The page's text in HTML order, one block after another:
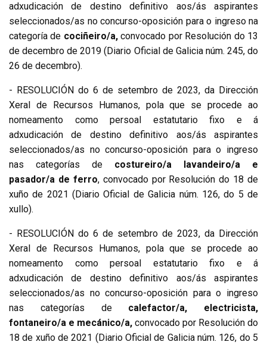
adxudicación de destino definitivo aos/ás aspirantes
seleccionados/as no concurso-oposición para o ingreso na
categoría de cociñeiro/a,convocado por Resolución do 13
de decembro de 2019 (Diario Oficial de Galicia núm. 245, do
26 de decembro).
- RESOLUCIÓN do 6 de setembro de 2023, da Dirección
Xeral de Recursos Humanos, pola que se procede ao
nomeamento como persoal estatutario fixo e á
adxudicación de destino definitivo aos/ás aspirantes
seleccionados/as no concurso-oposición para o ingreso
nas categorías de costureiro/a lavandeiro/a e
pasador/a de ferro, convocado por Resolución do 18 de
xuño de 2021 (Diario Oficial de Galicia núm. 126, do 5 de
xullo).
- RESOLUCIÓN do 6 de setembro de 2023, da Dirección
Xeral de Recursos Humanos, pola que se procede ao
nomeamento como persoal estatutario fixo e á
adxudicación de destino definitivo aos/ás aspirantes
seleccionados/as no concurso-oposición para o ingreso
nas categorías decalefactor/a, electricista,
fontaneiro/a e mecánico/a, convocado por Resolución do
18 de xuño de 2021 (Diario Oficial de Galicia núm. 126, do 5